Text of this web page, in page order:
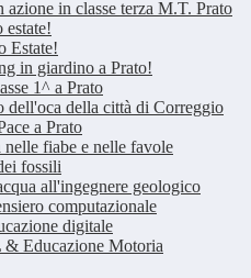
azione in classe terza M.T. Prato
estate!
Estate!
in giardino a Prato!
1^ a Prato
dell'oca della città di Correggio
a Prato
nelle fiabe e nelle favole
fossili
all'ingegnere geologico
computazionale
digitale
Educazione Motoria